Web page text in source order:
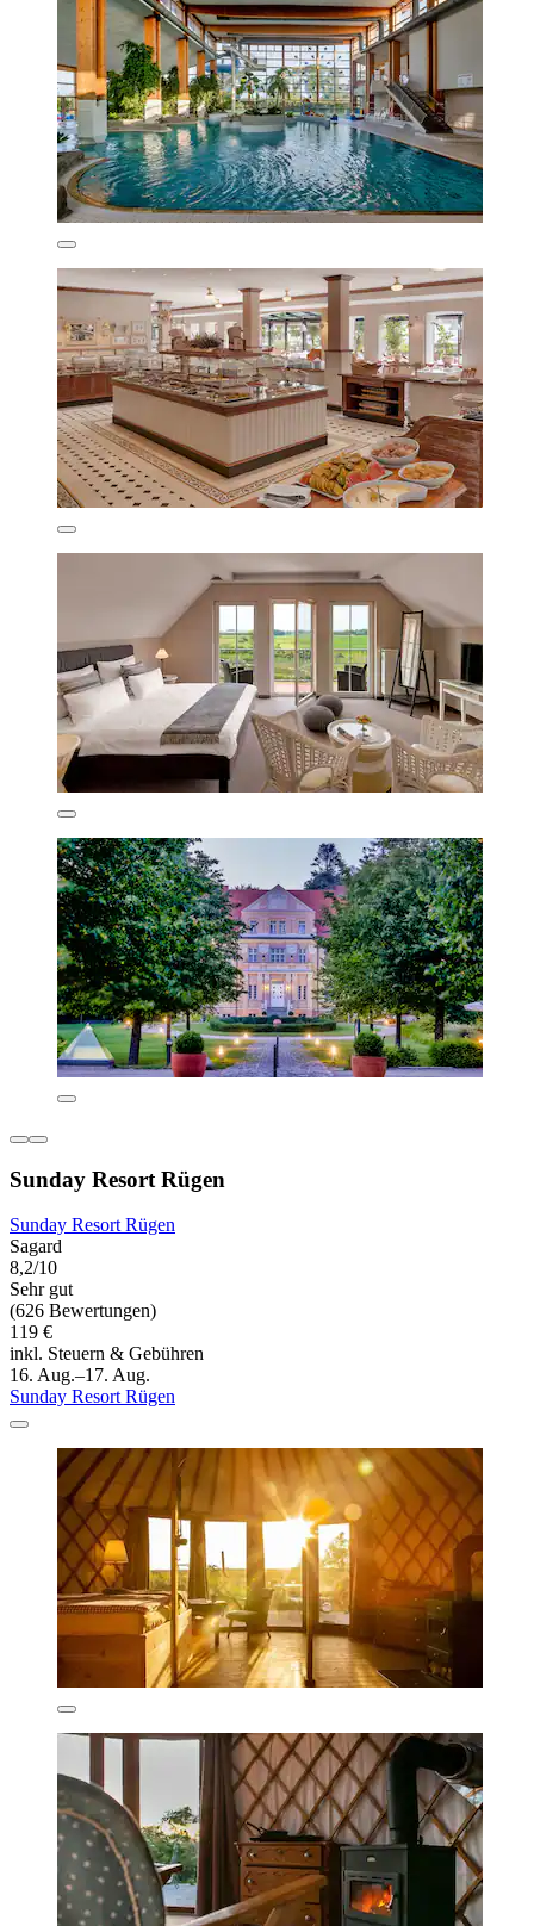
Sunday Resort Rügen
Sunday Resort Rügen
Sagard
8,2/10
Sehr gut
(626 Bewertungen)
119 €
inkl. Steuern & Gebühren
16. Aug.–17. Aug.
Sunday Resort Rügen